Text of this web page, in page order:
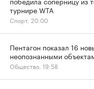
турнире WTA
Спорт, 20:00
Пентагон показал 16
неопознанными
Общество, 19:58